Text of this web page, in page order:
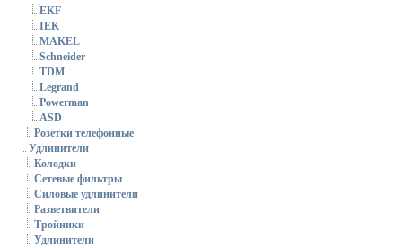
EKF
IEK
MAKEL
Schneider
TDM
Legrand
Powerman
ASD
Розетки телефонные
Удлинители
Колодки
Сетевые фильтры
Силовые удлинители
Разветвители
Тройники
Удлинители